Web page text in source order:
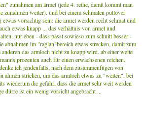
zunahmen am ärmel (jede 4. reihe, damit kommt man
zunahmen weiter). und bei einem schmalen pullover
vorsichtig sein: die ärmel werden recht schmal und
etwas knapp ... das verhältnis von ärmel und
nur eben - dass passt sowieso zum schnitt besser -
abnahmen im "raglan"bereich etwas strecken, damit zum
das armloch nicht zu knapp wird. ab einer weite
prozenten auch für einen erwachsenen reichen.
ich jendenfalls, nach dem zusammenfügen von
ahmen stricken, um das armloch etwas zu "weiten". bei
wiederum die gefahr, dass die ärmel sehr weit werden
dürre ist ein wenig vorsicht angebracht ...